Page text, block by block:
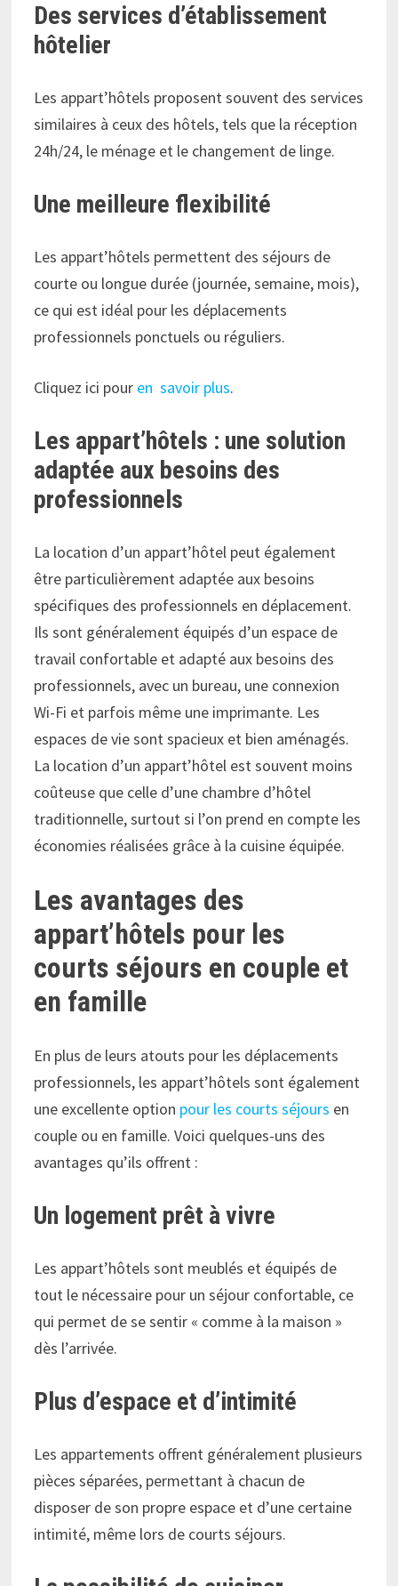
Des services d’établissement
hôtelier
Les appart’hôtels proposent souvent des services
similaires à ceux des hôtels, tels que la réception
24h/24, le ménage et le changement de linge.
Une meilleure flexibilité
Les appart’hôtels permettent des séjours de
courte ou longue durée (journée, semaine, mois),
ce qui est idéal pour les déplacements
professionnels ponctuels ou réguliers.
Cliquez ici pour en savoir plus.
Les appart’hôtels : une solution
adaptée aux besoins des
professionnels
La location d’un appart’hôtel peut également
être particulièrement adaptée aux besoins
spécifiques des professionnels en déplacement.
Ils sont généralement équipés d’un espace de
travail confortable et adapté aux besoins des
professionnels, avec un bureau, une connexion
Wi-Fi et parfois même une imprimante. Les
espaces de vie sont spacieux et bien aménagés.
La location d’un appart’hôtel est souvent moins
coûteuse que celle d’une chambre d’hôtel
traditionnelle, surtout si l’on prend en compte les
économies réalisées grâce à la cuisine équipée.
Les avantages des
appart’hôtels pour les
courts séjours en couple et
en famille
En plus de leurs atouts pour les déplacements
professionnels, les appart’hôtels sont également
une excellente option pour les courts séjours en
couple ou en famille. Voici quelques-uns des
avantages qu’ils offrent :
Un logement prêt à vivre
Les appart’hôtels sont meublés et équipés de
tout le nécessaire pour un séjour confortable, ce
qui permet de se sentir « comme à la maison »
dès l’arrivée.
Plus d’espace et d’intimité
Les appartements offrent généralement plusieurs
pièces séparées, permettant à chacun de
disposer de son propre espace et d’une certaine
intimité, même lors de courts séjours.